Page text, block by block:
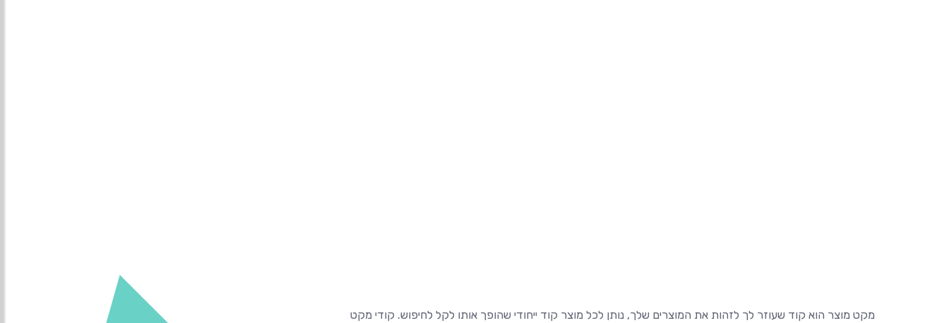
מקט מוצר הוא קוד שעוזר לך לזהות את המוצרים שלך, נותן לכל מוצר קוד ייחודי שהופך אותו לקל לחיפוש. קודי מקט